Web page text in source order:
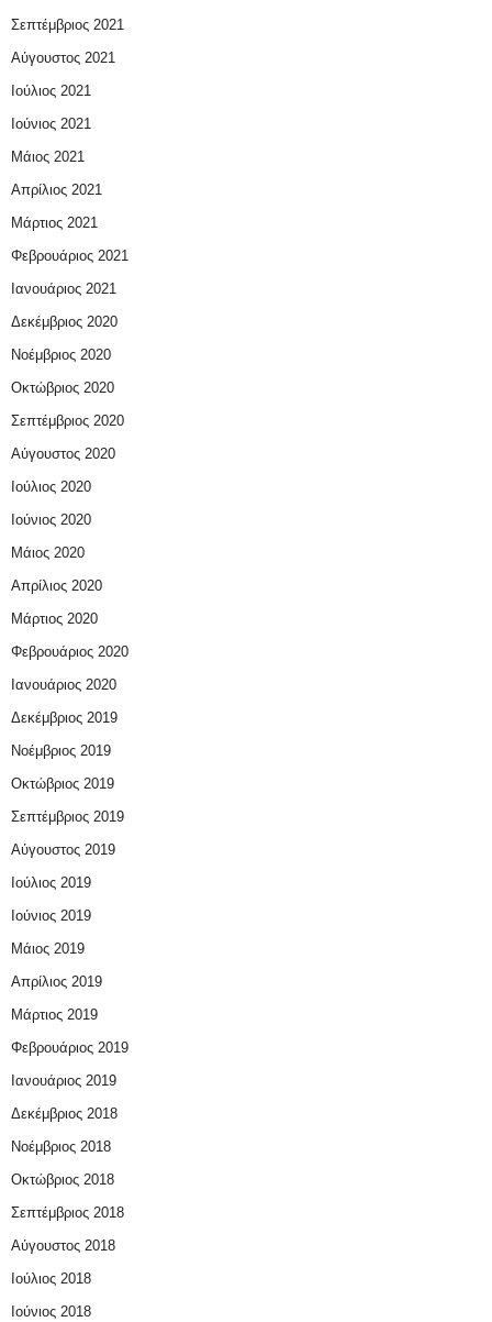
Σεπτέμβριος 2021
Αύγουστος 2021
Ιούλιος 2021
Ιούνιος 2021
Μάιος 2021
Απρίλιος 2021
Μάρτιος 2021
Φεβρουάριος 2021
Ιανουάριος 2021
Δεκέμβριος 2020
Νοέμβριος 2020
Οκτώβριος 2020
Σεπτέμβριος 2020
Αύγουστος 2020
Ιούλιος 2020
Ιούνιος 2020
Μάιος 2020
Απρίλιος 2020
Μάρτιος 2020
Φεβρουάριος 2020
Ιανουάριος 2020
Δεκέμβριος 2019
Νοέμβριος 2019
Οκτώβριος 2019
Σεπτέμβριος 2019
Αύγουστος 2019
Ιούλιος 2019
Ιούνιος 2019
Μάιος 2019
Απρίλιος 2019
Μάρτιος 2019
Φεβρουάριος 2019
Ιανουάριος 2019
Δεκέμβριος 2018
Νοέμβριος 2018
Οκτώβριος 2018
Σεπτέμβριος 2018
Αύγουστος 2018
Ιούλιος 2018
Ιούνιος 2018